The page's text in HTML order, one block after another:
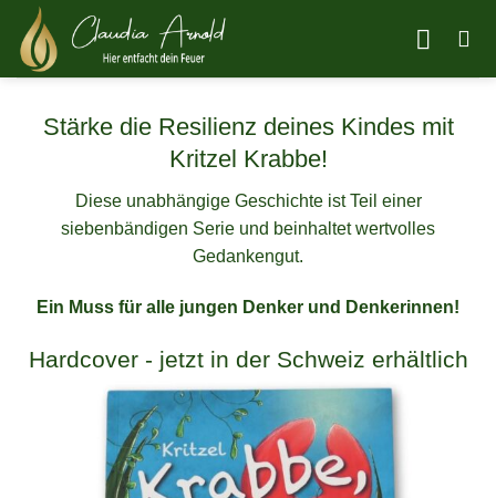
Inhalt
springen
Stärke die Resilienz deines Kindes mit
Kritzel Krabbe!
Diese unabhängige Geschichte ist Teil einer
siebenbändigen Serie und beinhaltet wertvolles
Gedankengut.
Ein Muss für alle jungen Denker und Denkerinnen!
Hardcover - jetzt in der Schweiz erhältlich